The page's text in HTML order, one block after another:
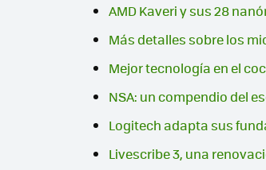
AMD Kaveri y sus 28
Más detalles sobre los
Mejor tecnología en el
NSA: un compendio del
Logitech adapta sus
Livescribe 3, una